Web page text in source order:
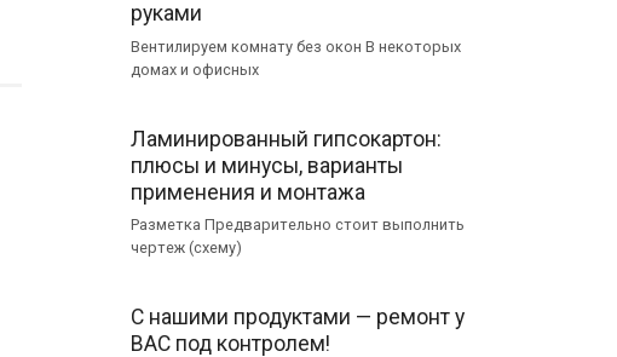
руками
Вентилируем комнату без окон В некоторых
домах и офисных
Ламинированный гипсокартон:
плюсы и минусы, варианты
применения и монтажа
Разметка Предварительно стоит выполнить
чертеж (схему)
С нашими продуктами — ремонт у
ВАС под контролем!